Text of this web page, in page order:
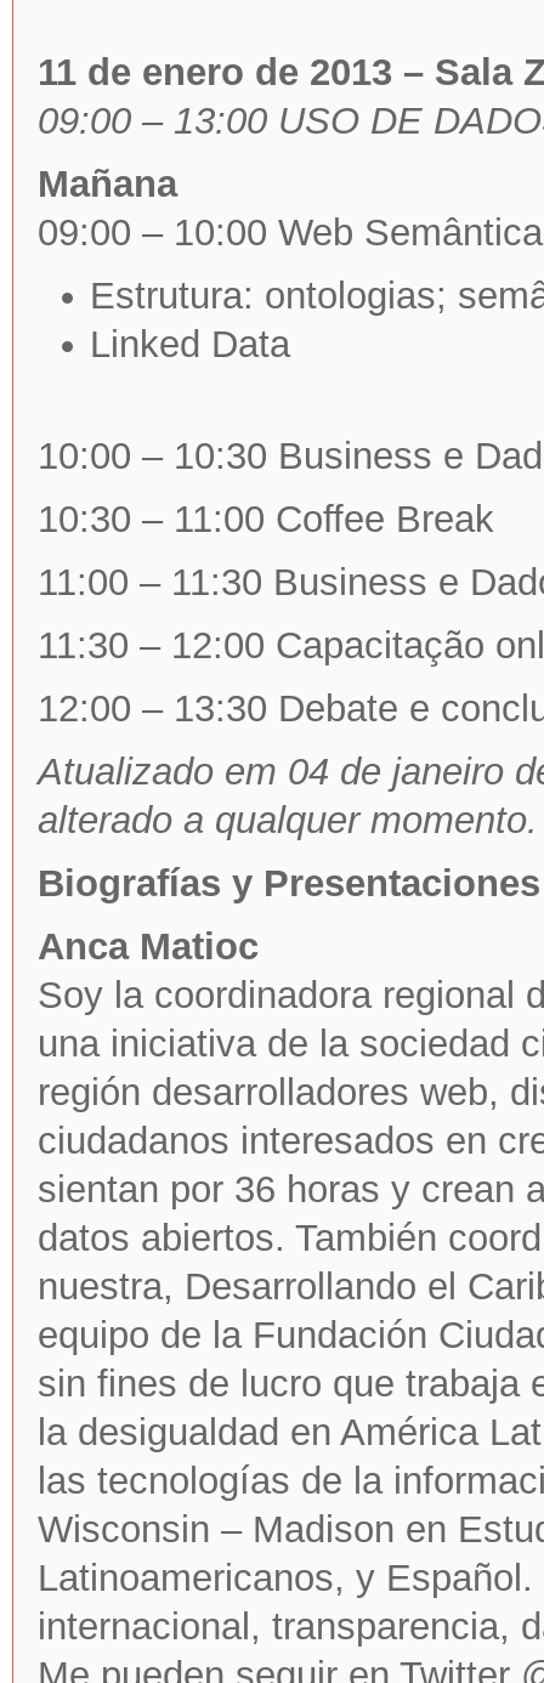
11 de enero de 2013 – Sala
09:00 – 13:00 USO DE
Mañana
09:00 – 10:00 Web
Estrutura: ontologias;
Linked Data
10:00 – 10:30 Business e
10:30 – 11:00 Coffee Break
11:00 – 11:30 Business e
11:30 – 12:00 Capacitação
12:00 – 13:30 Debate e
Atualizado em 04 de janeiro
alterado a qualquer momento.
Biografías y Presentaciones
Anca Matioc
Soy la coordinadora regional
una iniciativa de la sociedad
región desarrolladores web,
ciudadanos interesados en
sientan por 36 horas y crean
datos abiertos. También
nuestra, Desarrollando el
equipo de la Fundación
sin fines de lucro que trabaja
la desigualdad en América
las tecnologías de la
Wisconsin – Madison en
Latinoamericanos, y
internacional, transparencia,